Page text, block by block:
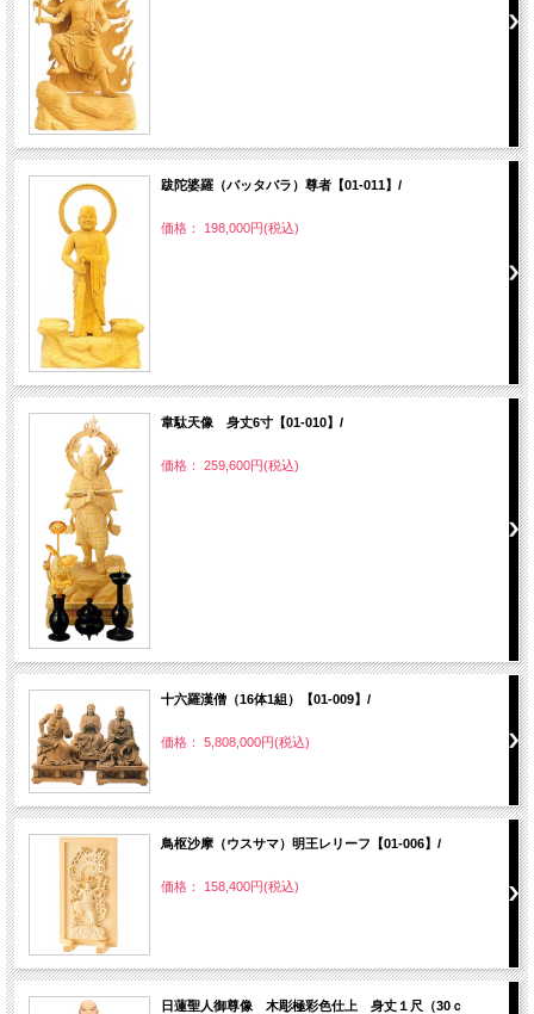
跋陀婆羅（バッタバラ）尊者【01-011】/
価格： 198,000円(税込)
韋駄天像 身丈6寸【01-010】/
価格： 259,600円(税込)
十六羅漢僧（16体1組）【01-009】/
価格： 5,808,000円(税込)
鳥枢沙摩（ウスサマ）明王レリーフ【01-006】/
価格： 158,400円(税込)
日蓮聖人御尊像 木彫極彩色仕上 身丈１尺（30ｃ